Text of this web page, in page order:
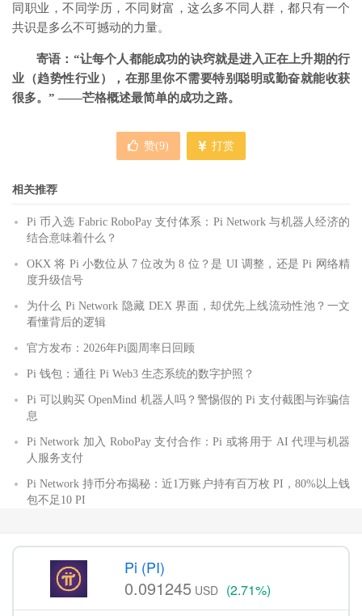
同职业，不同学历，不同财富，这么多不同人群，都只有一个
共识是多么不可撼动的力量。
寄语：“让每个人都能成功的诀窍就是进入正在上升期的行
业（趋势性行业），在那里你不需要特别聪明或勤奋就能收获
很多。” ——芒格概述最简单的成功之路。
赞(9) 打赏
相关推荐
Pi 币入选 Fabric RoboPay 支付体系：Pi Network 与机器人经济的
结合意味着什么？
OKX 将 Pi 小数位从 7 位改为 8 位？是 UI 调整，还是 Pi 网络精
度升级信号
为什么 Pi Network 隐藏 DEX 界面，却优先上线流动性池？一文
看懂背后的逻辑
官方发布：2026年Pi圆周率日回顾
Pi 钱包：通往 Pi Web3 生态系统的数字护照？
Pi 可以购买 OpenMind 机器人吗？警惕假的 Pi 支付截图与诈骗信
息
Pi Network 加入 RoboPay 支付合作：Pi 或将用于 AI 代理与机器
人服务支付
Pi Network 持币分布揭秘：近1万账户持有百万枚 PI，80%以上钱
包不足10 PI
Pi (PI)
0.091245 USD (2.71%)